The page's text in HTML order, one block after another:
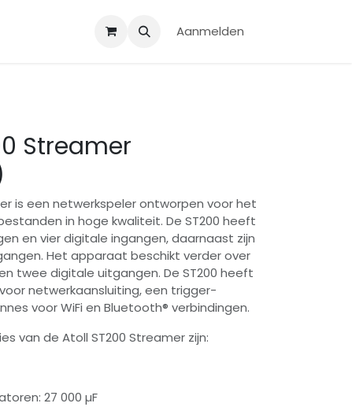
Aanmelden
Streamer
is een netwerkspeler ontworpen voor het
in hoge kwaliteit. De ST200 heeft
en vier digitale ingangen, daarnaast zijn
Het apparaat beschikt verder over
twee digitale uitgangen. De ST200 heeft
netwerkaansluiting, een trigger-
voor WiFi en Bluetooth® verbindingen.
van de Atoll ST200 Streamer zijn:
27 000 µF